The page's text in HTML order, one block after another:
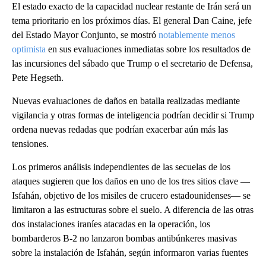
El estado exacto de la capacidad nuclear restante de Irán será un
tema prioritario en los próximos días. El general Dan Caine, jefe
del Estado Mayor Conjunto, se mostró notablemente menos
optimista en sus evaluaciones inmediatas sobre los resultados de
las incursiones del sábado que Trump o el secretario de Defensa,
Pete Hegseth.
Nuevas evaluaciones de daños en batalla realizadas mediante
vigilancia y otras formas de inteligencia podrían decidir si Trump
ordena nuevas redadas que podrían exacerbar aún más las
tensiones.
Los primeros análisis independientes de las secuelas de los
ataques sugieren que los daños en uno de los tres sitios clave —
Isfahán, objetivo de los misiles de crucero estadounidenses— se
limitaron a las estructuras sobre el suelo. A diferencia de las otras
dos instalaciones iraníes atacadas en la operación, los
bombarderos B-2 no lanzaron bombas antibúnkeres masivas
sobre la instalación de Isfahán, según informaron varias fuentes